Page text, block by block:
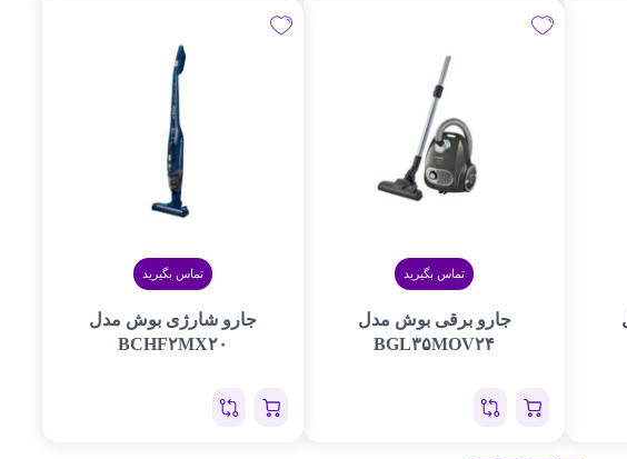
تماس بگیرید
جارو برقی بوش مدل
BGL۳۵MOV۲۴
تماس بگیرید
جارو شارژی بوش مدل
BCHF۲MX۲۰